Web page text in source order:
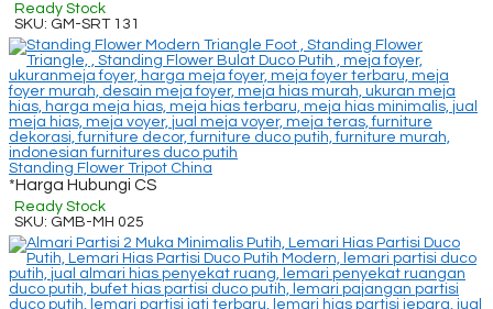
Ready Stock
SKU: GM-SRT 131
Standing Flower Tripot China
*Harga Hubungi CS
Ready Stock
SKU: GMB-MH 025